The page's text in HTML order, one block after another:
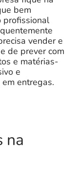
bem
profissional
vender e
de prever com
e matérias-
e
entregas.
na